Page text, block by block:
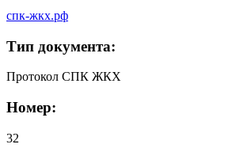
спк-жкх.рф
Тип документа:
Протокол СПК ЖКХ
Номер:
32